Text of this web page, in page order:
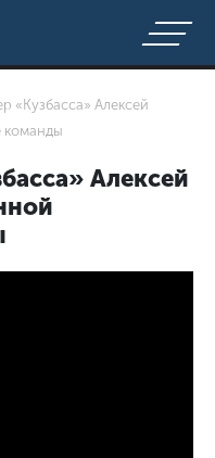
«Кузбасса» Алексей
команды
Алексей